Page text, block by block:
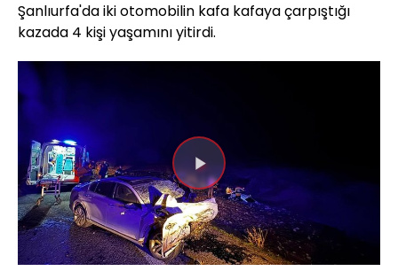
Şanlıurfa'da iki otomobilin kafa kafaya çarpıştığı
kazada 4 kişi yaşamını yitirdi.
Videoyu
Oynat